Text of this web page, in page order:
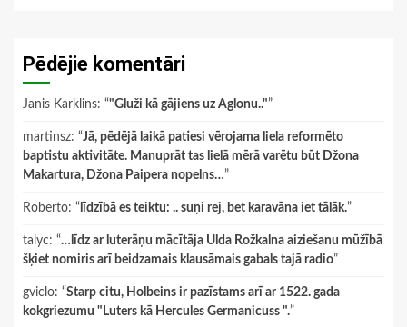
Pēdējie komentāri
Janis Karklins: “"Gluži kā gājiens uz Aglonu.."”
martinsz: “Jā, pēdējā laikā patiesi vērojama liela reformēto
baptistu aktivitāte. Manuprāt tas lielā mērā varētu būt Džona
Makartura, Džona Paipera nopelns…”
Roberto: “ līdzībā es teiktu: .. suņi rej, bet karavāna iet tālāk.”
talyc: “…līdz ar luterāņu mācītāja Ulda Rožkalna aiziešanu mūžībā
šķiet nomiris arī beidzamais klausāmais gabals tajā radio”
gviclo: “Starp citu, Holbeins ir pazīstams arī ar 1522. gada
kokgriezumu "Luters kā Hercules Germanicuss ".”